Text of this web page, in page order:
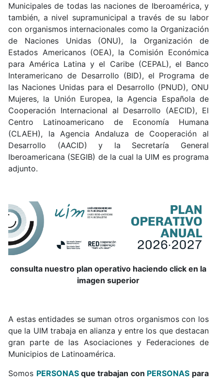
Municipales de todas las naciones de Iberoamérica, y
también, a nivel supramunicipal a través de su labor
con organismos internacionales como la Organización
de Naciones Unidas (ONU), la Organización de
Estados Americanos (OEA), la Comisión Económica
para América Latina y el Caribe (CEPAL), el Banco
Interamericano de Desarrollo (BID), el Programa de
las Naciones Unidas para el Desarrollo (PNUD), ONU
Mujeres, la Unión Europea, la Agencia Española de
Cooperación Internacional al Desarrollo (AECID), El
Centro Latinoamericano de Economía Humana
(CLAEH), la Agencia Andaluza de Cooperación al
Desarrollo (AACID) y la Secretaría General
Iberoamericana (SEGIB) de la cual la UIM es programa
adjunto.
consulta nuestro plan operativo haciendo click en la
imagen superior
A estas entidades se suman otros organismos con los
que la UIM trabaja en alianza y entre los que destacan
gran parte de las Asociaciones y Federaciones de
Municipios de Latinoamérica.
Somos PERSONASque trabajan con PERSONAS para